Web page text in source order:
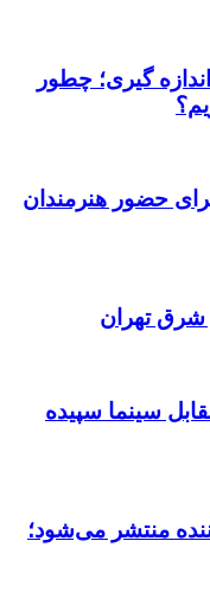
گیری؛ چطور
حضور هنرمندان
شرق تهران
سینما سپیده
با صدای ۷ خواننده منتشر می‌شود؛